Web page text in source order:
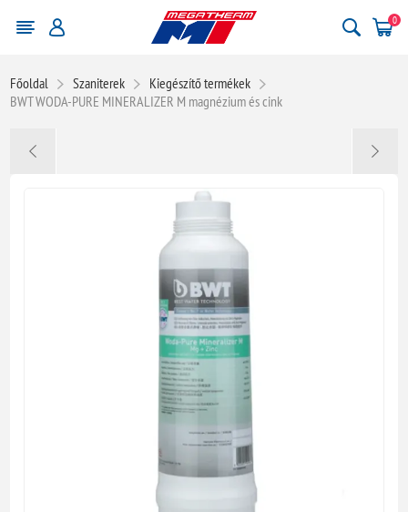
0
Főoldal Szaniterek
Kiegészítő termékek
BWT WODA-PURE MINERALIZER M magnézium és cink